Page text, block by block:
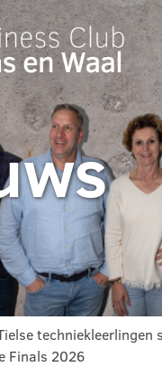
techniekleerlingen
Finals 2026